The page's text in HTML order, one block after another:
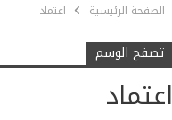
الصفحة الرئيسية اعتماد
تصفح الوسم
اعتماد